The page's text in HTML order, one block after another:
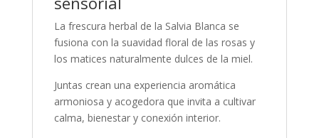
La frescura herbal de la Salvia Blanca se
fusiona con la suavidad floral de las rosas y
los matices naturalmente dulces de la miel.
Juntas crean una experiencia aromática
armoniosa y acogedora que invita a cultivar
calma, bienestar y conexión interior.